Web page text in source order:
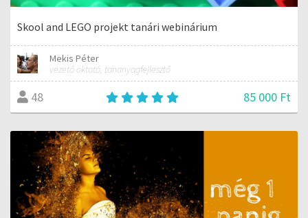
Skool and LEGO projekt tanári webinárium
Mekis Péter
vezető oktató, tananyagfejlesztő
48 85 000 Ft